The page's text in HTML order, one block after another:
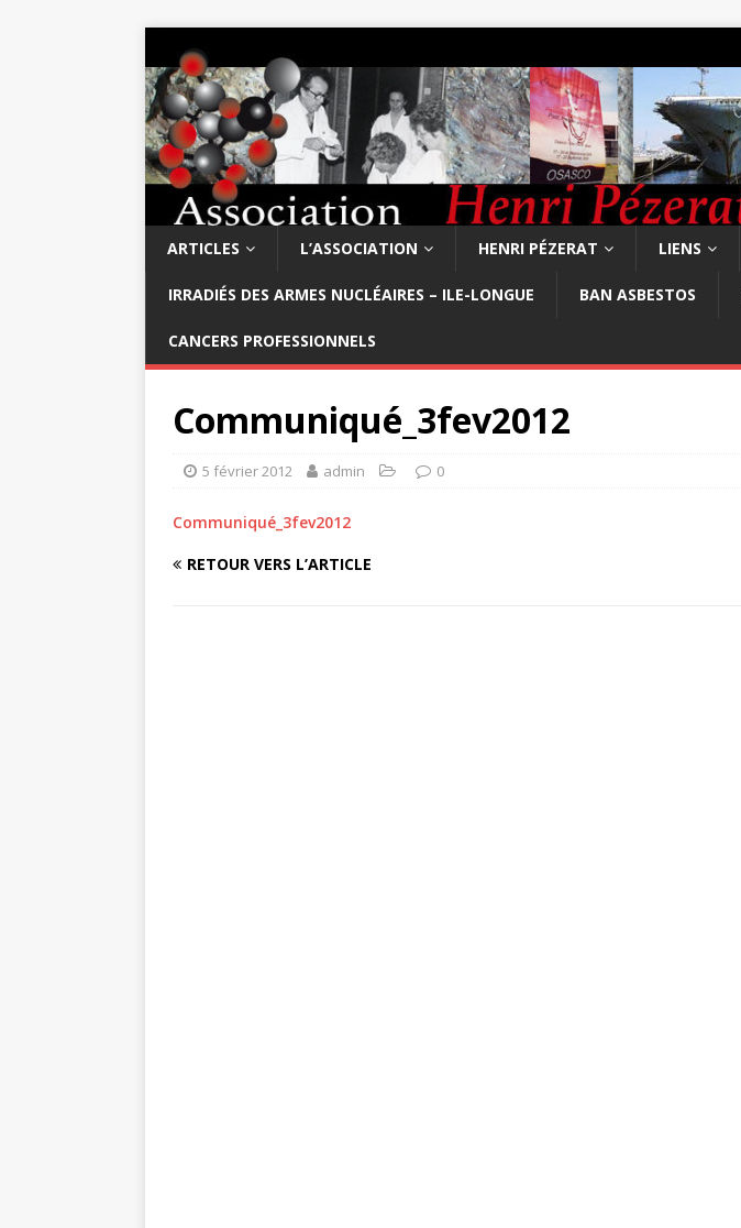
ARTICLES L’ASSOCIATION HENRI PÉZERAT LIENS
IRRADIÉS DES ARMES NUCLÉAIRES – ILE-LONGUE BAN ASBESTOS
CANCERS PROFESSIONNELS
Communiqué_3fev2012
5 février 2012 admin 0
Communiqué_3fev2012
RETOUR VERS L’ARTICLE